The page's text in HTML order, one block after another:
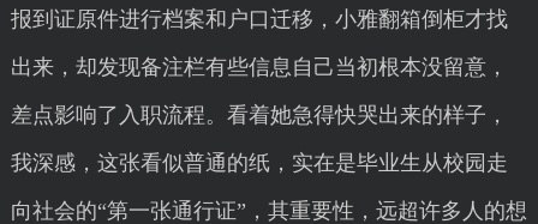
报到证原件进行档案和户口迁移，小雅翻箱倒柜才找
出来，却发现备注栏有些信息自己当初根本没留意，
差点影响了入职流程。看着她急得快哭出来的样子，
我深感，这张看似普通的纸，实在是毕业生从校园走
向社会的“第一张通行证”，其重要性，远超许多人的想